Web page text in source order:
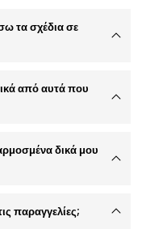
τα σχέδια σε
από αυτά που
δικά μου
παραγγελίες;